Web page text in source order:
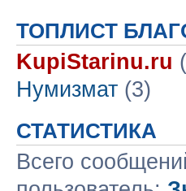
ТОПЛИСТ
KupiStarinu.ru
Нумизмат (3)
СТАТИСТИКА
Всего